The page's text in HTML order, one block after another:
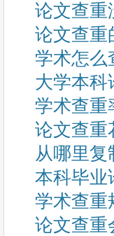
论文查重
论文查重
学术怎么
大学本科
学术查重
论文查重
从哪里复
本科毕业
学术查重
论文查重